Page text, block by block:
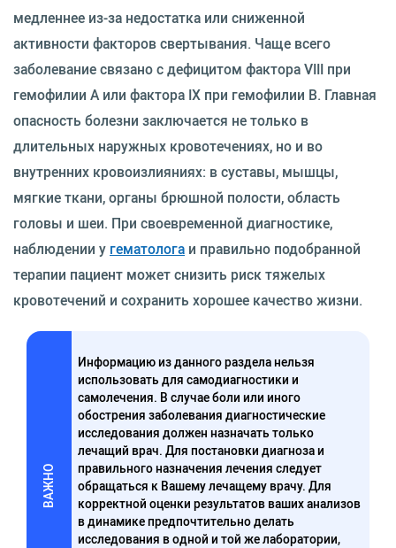
медленнее из-за недостатка или сниженной
активности факторов свертывания. Чаще всего
заболевание связано с дефицитом фактора VIII при
гемофилии A или фактора IX при гемофилии B. Главная
опасность болезни заключается не только в
длительных наружных кровотечениях, но и во
внутренних кровоизлияниях: в суставы, мышцы,
мягкие ткани, органы брюшной полости, область
головы и шеи. При своевременной диагностике,
наблюдении у гематолога и правильно подобранной
терапии пациент может снизить риск тяжелых
кровотечений и сохранить хорошее качество жизни.
ВАЖНО
Информацию из данного раздела нельзя
использовать для самодиагностики и
самолечения. В случае боли или иного
обострения заболевания диагностические
исследования должен назначать только
лечащий врач. Для постановки диагноза и
правильного назначения лечения следует
обращаться к Вашему лечащему врачу. Для
корректной оценки результатов ваших анализов
в динамике предпочтительно делать
исследования в одной и той же лаборатории,